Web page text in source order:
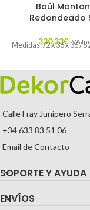
Baúl
Redondeado
330,33€ IVA
Medidas:72 x 36 x 36 /
Calle Fray Junípero
+34 633 83 51 06
Email de Contacto
SOPORTE Y AYUDA
ENVÍOS